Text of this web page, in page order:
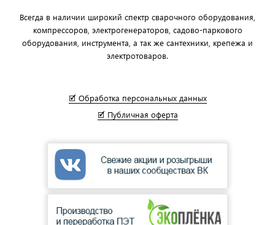
Всегда в наличии широкий спектр сварочного оборудования,
компрессоров, электрогенераторов, садово-паркового
оборудования, инструмента, а так же сантехники, крепежа и
электротоваров.
🗹 Обработка персональных данных
🗹 Публичная оферта